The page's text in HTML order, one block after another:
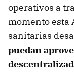
operativos a
momento esta
sanitarias
puedan